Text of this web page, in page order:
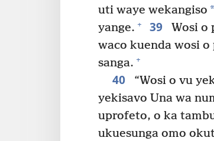
uti waye wekangiso *
yange. + 39
Wosi o
waco kuenda wosi
sanga. +
40
“Wosi o vu
yekisavo Una wa
uprofeto, o ka
ukuesunga omo